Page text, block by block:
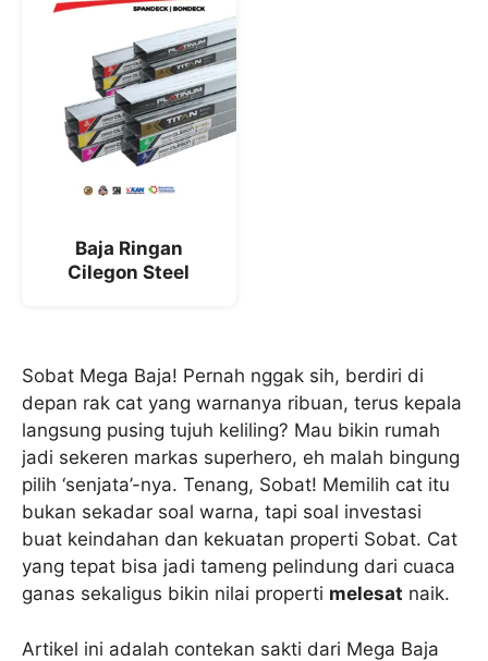
Baja Ringan
Cilegon Steel
Sobat Mega Baja! Pernah nggak sih, berdiri di
depan rak cat yang warnanya ribuan, terus kepala
langsung pusing tujuh keliling? Mau bikin rumah
jadi sekeren markas superhero, eh malah bingung
pilih ‘senjata’-nya. Tenang, Sobat! Memilih cat itu
bukan sekadar soal warna, tapi soal investasi
buat keindahan dan kekuatan properti Sobat. Cat
yang tepat bisa jadi tameng pelindung dari cuaca
ganas sekaligus bikin nilai properti melesat naik.
Artikel ini adalah contekan sakti dari Mega Baja